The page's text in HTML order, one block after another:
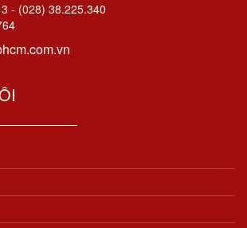
- (028) 38.225.340